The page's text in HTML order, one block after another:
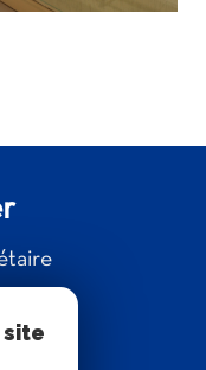
site